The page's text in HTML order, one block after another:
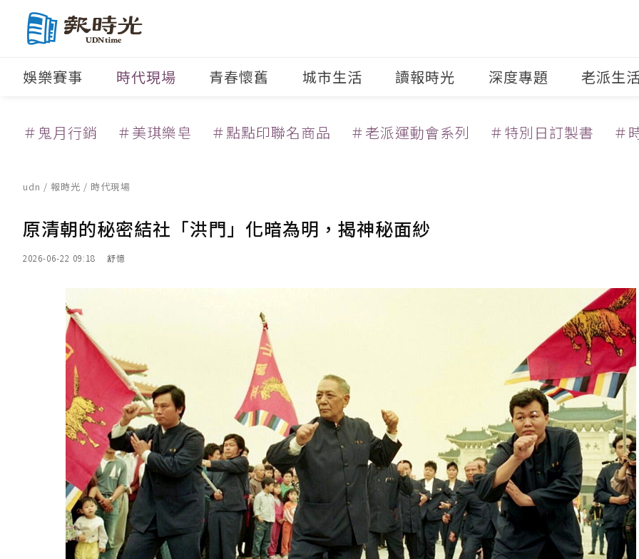
娛樂賽事 時代現場 青春懷舊 城市生活 讀報時光 深度專題 老派生
＃鬼月行銷 ＃美琪樂皂 ＃點點印聯名商品 ＃老派運動會系列 ＃特別日訂製書 ＃
udn / 報時光 / 時代現場
原清朝的秘密結社「洪門」化暗為明，揭神秘面紗
2026-06-22 09:18 舒憶